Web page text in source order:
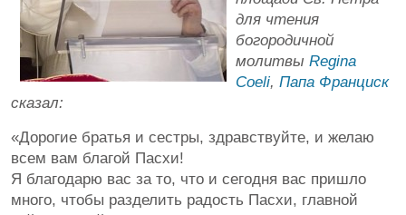
для чтения
богородичной
молитвы Regina
Coeli, Папа Франциск
сказал:
«Дорогие братья и сестры, здравствуйте, и желаю
всем вам благой Пасхи!
Я благодарю вас за то, что и сегодня вас пришло
много, чтобы разделить радость Пасхи, главной